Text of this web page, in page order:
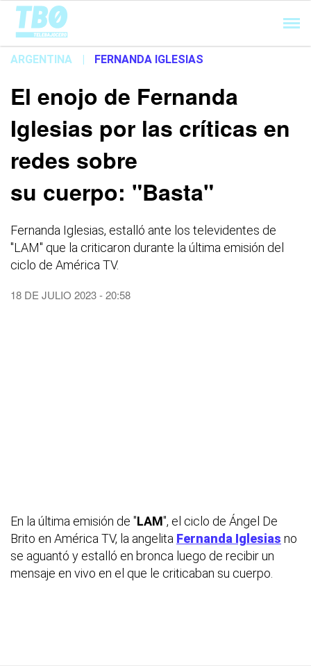
Cargando...
ARGENTINA | FERNANDA IGLESIAS
El enojo de Fernanda
Iglesias por las críticas en
redes sobre
su cuerpo: "Basta"
Fernanda Iglesias, estalló ante los televidentes de
"LAM" que la criticaron durante la última emisión del
ciclo de América TV.
18 DE JULIO 2023 - 20:58
En la última emisión de "LAM", el ciclo de Ángel De
Brito en América TV, la angelita Fernanda Iglesias no
se aguantó y estalló en bronca luego de recibir un
mensaje en vivo en el que le criticaban su cuerpo.